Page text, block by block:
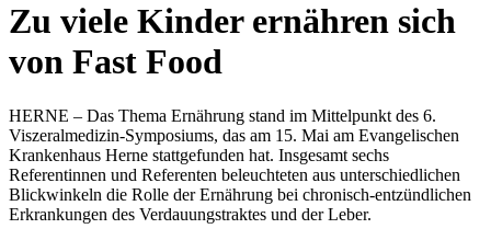
Zu viele Kinder ernähren sich
von Fast Food
HERNE – Das Thema Ernährung stand im Mittelpunkt des 6.
Viszeralmedizin-Symposiums, das am 15. Mai am Evangelischen
Krankenhaus Herne stattgefunden hat. Insgesamt sechs
Referentinnen und Referenten beleuchteten aus unterschiedlichen
Blickwinkeln die Rolle der Ernährung bei chronisch-entzündlichen
Erkrankungen des Verdauungstraktes und der Leber.